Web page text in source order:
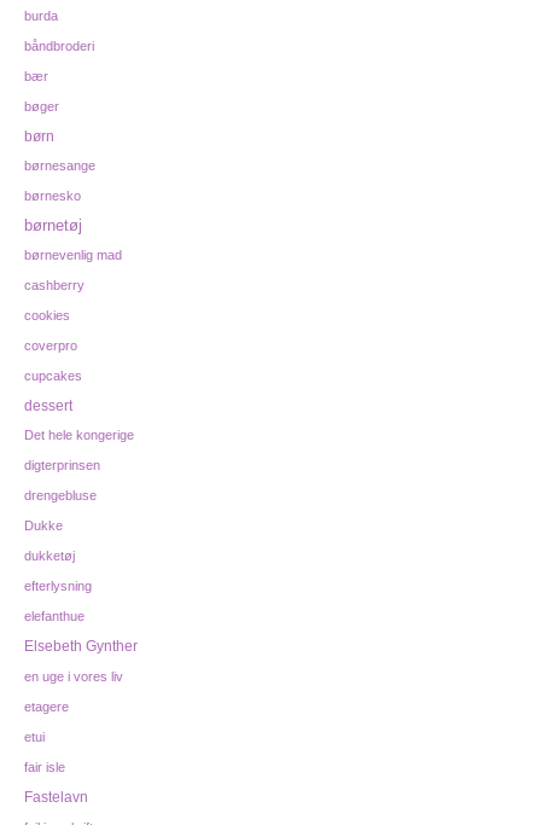
burda
båndbroderi
bær
bøger
børn
børnesange
børnesko
børnetøj
børnevenlig mad
cashberry
cookies
coverpro
cupcakes
dessert
Det hele kongerige
digterprinsen
drengebluse
Dukke
dukketøj
efterlysning
elefanthue
Elsebeth Gynther
en uge i vores liv
etagere
etui
fair isle
Fastelavn